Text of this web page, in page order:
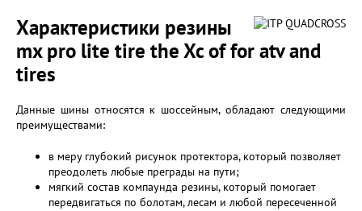
Характеристики резины
mx pro lite tire the Xc of for atv and
tires
Данные шины относятся к шоссейным, обладают следующими
преимуществами:
в меру глубокий рисунок протектора, который позволяет
преодолеть любые преграды на пути;
мягкий состав компаунда резины, который помогает
передвигаться по болотам, лесам и любой пересеченной